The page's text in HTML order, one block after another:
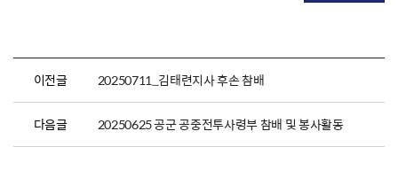
이전글 20250711_김태련지사 후손 참배
다음글 20250625 공군 공중전투사령부 참배 및 봉사활동